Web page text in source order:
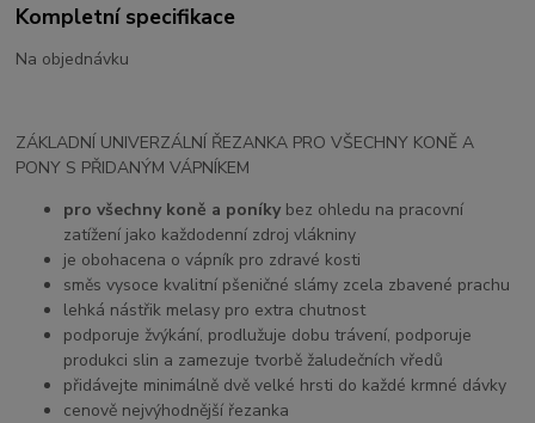
Kompletní specifikace
Na objednávku
ZÁKLADNÍ UNIVERZÁLNÍ ŘEZANKA PRO VŠECHNY KONĚ A
PONY S PŘIDANÝM VÁPNÍKEM
pro všechny koně a poníky bez ohledu na pracovní
zatížení jako každodenní zdroj vlákniny
je obohacena o vápník pro zdravé kosti
směs vysoce kvalitní pšeničné slámy zcela zbavené prachu
lehká nástřik melasy pro extra chutnost
podporuje žvýkání, prodlužuje dobu trávení, podporuje
produkci slin a zamezuje tvorbě žaludečních vředů
přidávejte minimálně dvě velké hrsti do každé krmné dávky
cenově nejvýhodnější řezanka